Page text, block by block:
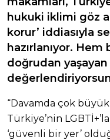
hukuki iklimi göz
korur’ iddiasıyla
hazırlanıyor.
doğrudan yaşayan
“Davamda çok
Türkiye’nin
‘güvenli bir yer’